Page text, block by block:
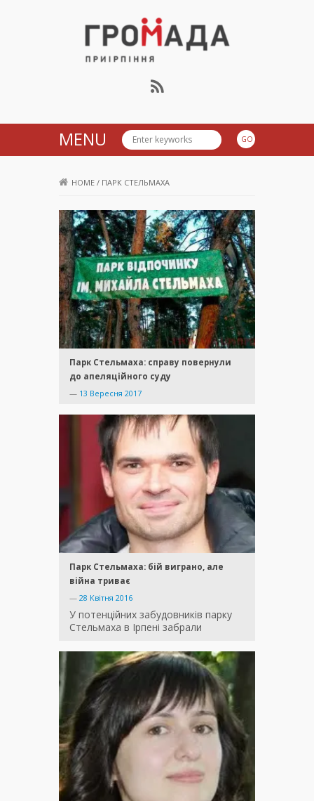
Громада Приірпіння
MENU
HOME / ПАРК СТЕЛЬМАХА
Парк Стельмаха: справу повернули
до апеляційного суду
— 13 Вересня 2017
Парк Стельмаха: бій виграно, але
війна триває
— 28 Квітня 2016
У потенційних забудовників парку
Стельмаха в Ірпені забрали